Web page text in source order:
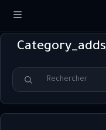
la
langue